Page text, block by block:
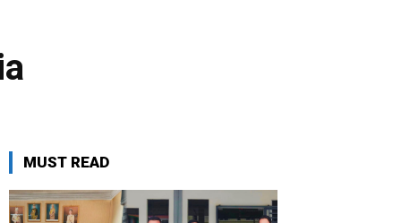
MUST READ